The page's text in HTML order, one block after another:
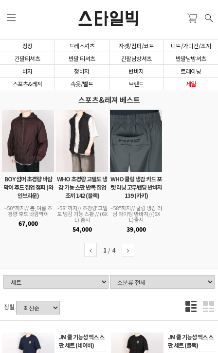
스타일빅
정장 드레스셔츠 자켓/점퍼/코트
니트/가디건/조끼
긴팔티셔츠
반팔 티셔츠 긴팔남방셔츠
반팔남방셔츠
바지
청바지 반바지
트레이닝
스포츠&레져
속옷/벨트 브랜드 세일
스포츠&레져 베스트
BOY 섬머 초경량 바람
막이 후드 집업 점퍼 (와
인브라운)
~50"까지// 봄,여름 초
경량 후드 바람막이
67,000
WHO 초경량 고밀도 냉
감 기능 스판 반목 집업
조끼 142 (블랙)
~58"까지// 초경량 고밀
도 냉감 기능 스판 // (6X
L) 출시
54,000
WHO 쿨링 냉감 카드 포
켓 러닝 고무밴딩 반바지
139 (카키)
~58"까지// 쿨링 냉감 러
닝 라이딩 반바지//(6X
L)출시
39,000
1 /4
정렬
JM 쿨 기능성 엑스 스
판 세트 (네이비)
JM 쿨 기능성 엑스 스
판 세트 (블랙)